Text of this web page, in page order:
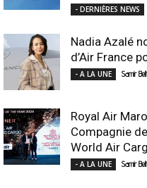
- DERNIÈRES NEWS
Nadia Azalé
d’Air France
- A LA UNE Samir
Royal Air
Compagnie
World Air
- A LA UNE Samir